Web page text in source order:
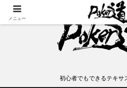
初心者でもできるテキサ
メニュー